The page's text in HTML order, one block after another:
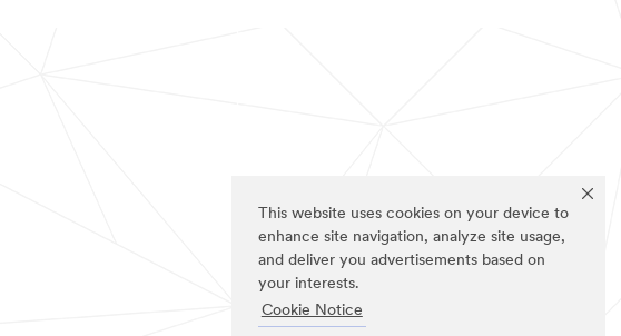
This website uses cookies on your device to
enhance site navigation, analyze site usage,
and deliver you advertisements based on
your interests.
Cookie Notice